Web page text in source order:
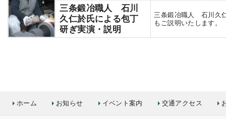
三条鍛冶職人 石川
久仁於氏による包丁
研ぎ実演・説明
三条鍛冶職人 石川久
もご説明いたします。
ホーム お知らせ イベント案内 交通アクセス